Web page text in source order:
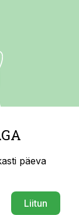
päeva
Liitun